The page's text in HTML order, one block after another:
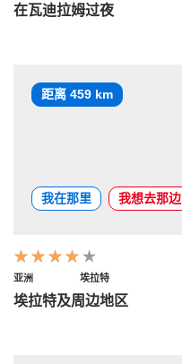
在瓦迪拉姆过夜
距离 459 km
我在那里 我想去那边
亚洲 埃拉特
埃拉特及周边地区